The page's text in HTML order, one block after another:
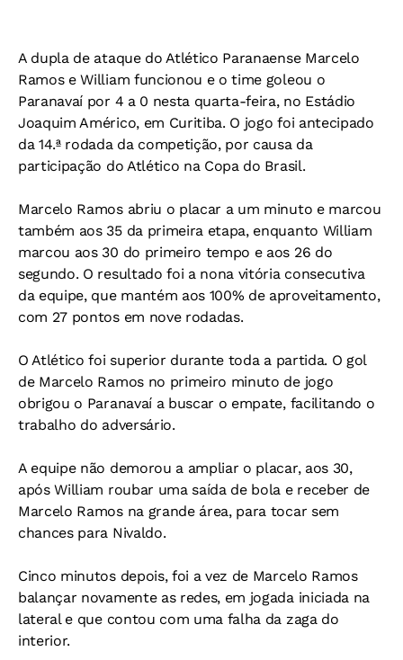
A dupla de ataque do Atlético Paranaense Marcelo
Ramos e William funcionou e o time goleou o
Paranavaí por 4 a 0 nesta quarta-feira, no Estádio
Joaquim Américo, em Curitiba. O jogo foi antecipado
da 14.ª rodada da competição, por causa da
participação do Atlético na Copa do Brasil.
Marcelo Ramos abriu o placar a um minuto e marcou
também aos 35 da primeira etapa, enquanto William
marcou aos 30 do primeiro tempo e aos 26 do
segundo. O resultado foi a nona vitória consecutiva
da equipe, que mantém aos 100% de aproveitamento,
com 27 pontos em nove rodadas.
O Atlético foi superior durante toda a partida. O gol
de Marcelo Ramos no primeiro minuto de jogo
obrigou o Paranavaí a buscar o empate, facilitando o
trabalho do adversário.
A equipe não demorou a ampliar o placar, aos 30,
após William roubar uma saída de bola e receber de
Marcelo Ramos na grande área, para tocar sem
chances para Nivaldo.
Cinco minutos depois, foi a vez de Marcelo Ramos
balançar novamente as redes, em jogada iniciada na
lateral e que contou com uma falha da zaga do
interior.